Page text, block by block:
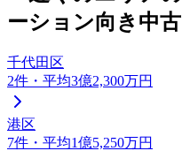
ーション向き 中
千代田区
2件 ・平均3億2,300万円
港区
7件 ・平均1億5,250万円